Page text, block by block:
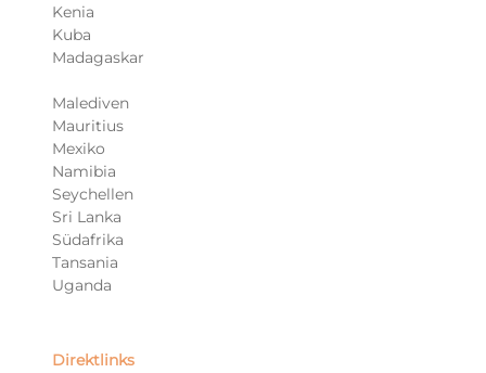
Kenia
Kuba
Madagaskar
Malediven
Mauritius
Mexiko
Namibia
Seychellen
Sri Lanka
Südafrika
Tansania
Uganda
Direktlinks